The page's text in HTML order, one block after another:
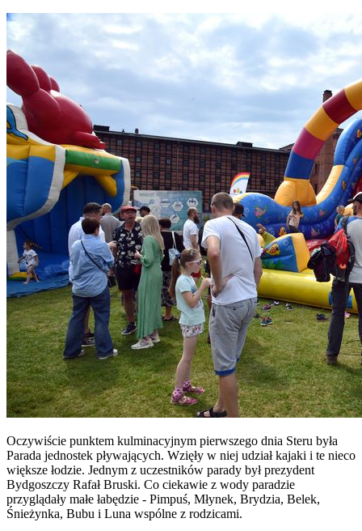
Oczywiście punktem kulminacyjnym pierwszego dnia Steru była
Parada jednostek pływających. Wzięły w niej udział kajaki i te nieco
większe łodzie. Jednym z uczestników parady był prezydent
Bydgoszczy Rafał Bruski. Co ciekawie z wody paradzie
przyglądały małe łabędzie - Pimpuś, Młynek, Brydzia, Belek,
Śnieżynka, Bubu i Luna wspólne z rodzicami.